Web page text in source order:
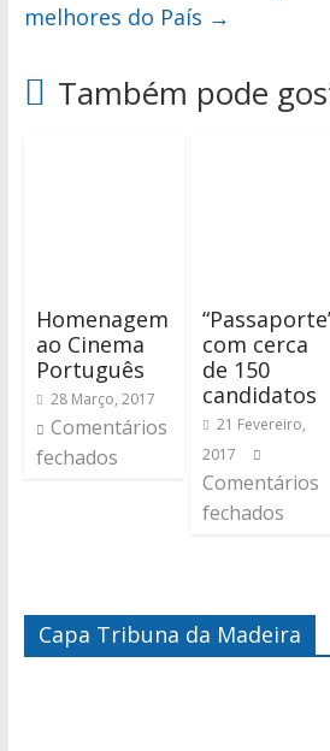
melhores do País →
Também pode
Homenagem
ao Cinema
Português
28 Março, 2017
Comentários
fechados
com cerca
de 150
candidatos
21 Fevereiro,
2017
Comentários
fechados
Capa Tribuna da Madeira